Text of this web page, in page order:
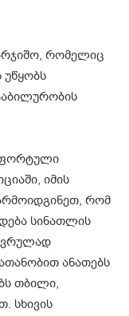
რომელიც
იმის
რომ
სინათლის
ანათებს
თბილი,
სხივის